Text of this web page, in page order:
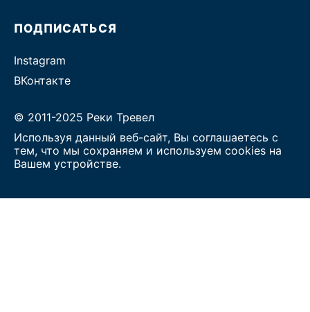
ПОДПИСАТЬСЯ
Instagram
ВКонтакте
© 2011-2025 Реки Тревел
Используя данный веб-сайт, Вы соглашаетесь с
тем, что мы сохраняем и используем cookies на
Вашем устройстве.